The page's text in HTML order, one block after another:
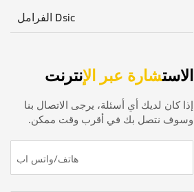
الفرامل Dsic
الاستشارة عبر الإنترنت
إذا كان لديك أي أسئلة، يرجى الاتصال بنا
وسوف نتصل بك في أقرب وقت ممكن.
YD-55030 UIDNU
3501119XKM01A لـ TANK 300
2022- وسادات الفرامل الخلفية
المصنوعة من السيراميك